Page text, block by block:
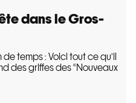
dans le Gros-
temps : Voici tout ce qu’il
des griffes des “Nouveaux